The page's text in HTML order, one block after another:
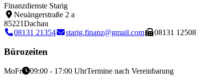
Finanzdienste Starig
Neuängerstraße 2 a
85221Dachau
08131 21354
starig.finanz@gmail.com 08131 12508
Bürozeiten
MoFr 09:00 - 17:00 UhrTermine nach Vereinbarung